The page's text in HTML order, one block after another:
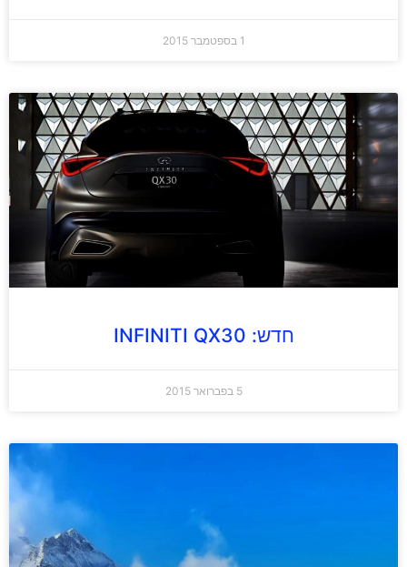
1 בספטמבר 2015
חדש: INFINITI QX30
5 בפברואר 2015